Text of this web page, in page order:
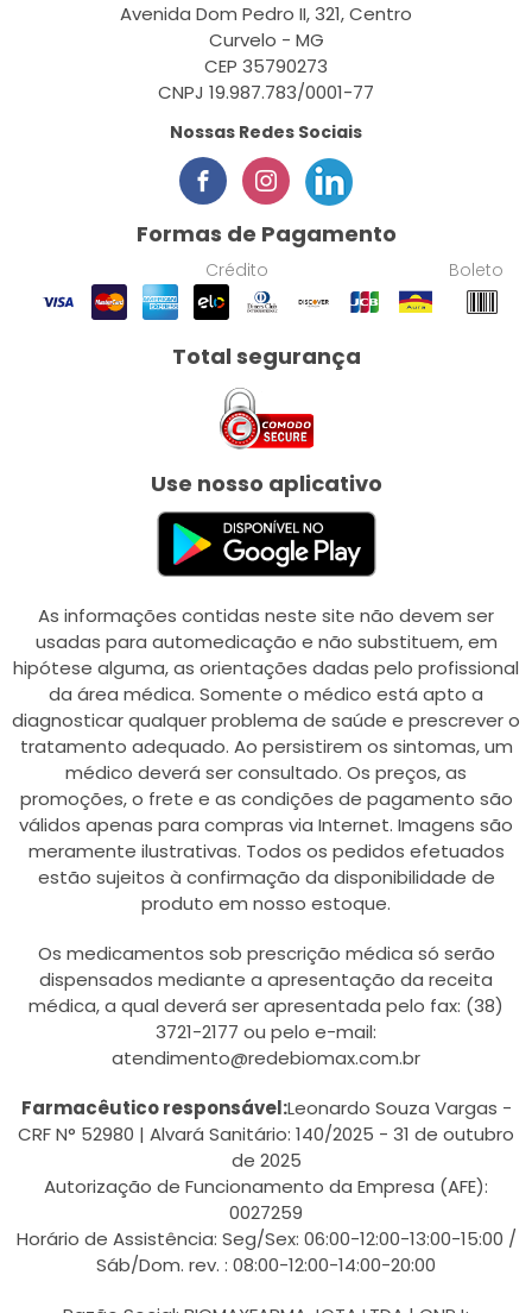
Avenida Dom Pedro II, 321, Centro
Curvelo - MG
CEP 35790273
CNPJ 19.987.783/0001-77
Nossas Redes Sociais
Formas de Pagamento
Crédito Boleto
Total segurança
Use nosso aplicativo
As informações contidas neste site não devem ser
usadas para automedicação e não substituem, em
hipótese alguma, as orientações dadas pelo profissional
da área médica. Somente o médico está apto a
diagnosticar qualquer problema de saúde e prescrever o
tratamento adequado. Ao persistirem os sintomas, um
médico deverá ser consultado. Os preços, as
promoções, o frete e as condições de pagamento são
válidos apenas para compras via Internet. Imagens são
meramente ilustrativas. Todos os pedidos efetuados
estão sujeitos à confirmação da disponibilidade de
produto em nosso estoque.
Os medicamentos sob prescrição médica só serão
dispensados mediante a apresentação da receita
médica, a qual deverá ser apresentada pelo fax: (38)
3721-2177 ou pelo e-mail:
atendimento@redebiomax.com.br
Farmacêutico responsável:Leonardo Souza Vargas -
CRF N° 52980 | Alvará Sanitário: 140/2025 - 31 de outubro
de 2025
Autorização de Funcionamento da Empresa (AFE):
0027259
Horário de Assistência: Seg/Sex: 06:00-12:00-13:00-15:00 /
Sáb/Dom. rev. : 08:00-12:00-14:00-20:00